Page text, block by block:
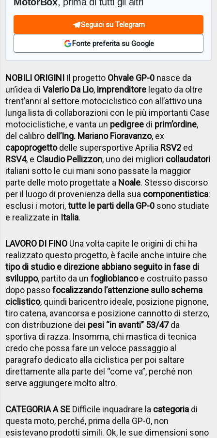
Seguici su Telegram
Fonte preferita su Google
NOBILI ORIGINI Il progetto Ohvale GP-0 nasce da
un’idea diValerio Da Lio, imprenditore legato da oltre
trent’anni al settore motociclistico con all’attivo una
lunga lista di collaborazioni con le più importanti Case
motociclistiche, e vanta un pedigree di prim’ordine,
del calibro dell’Ing. Mariano Fioravanzo, ex
capoprogettodelle supersportive Aprilia RSV2 ed
RSV4, e Claudio Pellizzon, uno dei migliori collaudatori
italiani sotto le cui mani sono passate la maggior
parte delle moto progettate a Noale. Stesso discorso
per il luogo di provenienza della sua componentistica:
esclusi i motori,tutte le parti della GP-0 sono studiate
e realizzate in Italia.
LAVORO DI FINO Una volta capite le origini di chi ha
realizzato questo progetto, è facile anche intuire che
tipo di studio e direzione abbiano seguito in fase di
sviluppo, partito da unfogliobiancoe costruito passo
dopo passofocalizzando l’attenzione sullo schema
ciclistico, quindi baricentro ideale, posizione pignone,
tiro catena, avancorsa e posizione cannotto di sterzo,
con distribuzione dei pesi “in avanti” 53/47da
sportiva di razza. Insomma, chi mastica di tecnica
credo che possa fare un veloce passaggio al
paragrafo dedicato alla ciclistica per poi saltare
direttamente alla parte del “come va”, perché non
serve aggiungere molto altro.
CATEGORIA A SE Difficile inquadrare la categoria di
questa moto, perché, prima della GP-0, non
esistevano prodotti simili. Ok, le sue dimensioni sono